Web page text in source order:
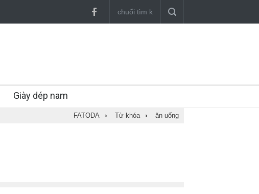
Giày dép nam
FATODA › Từ khóa › ăn uống